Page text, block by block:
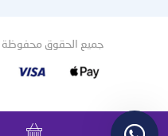
جميع الحقوق محفوظة